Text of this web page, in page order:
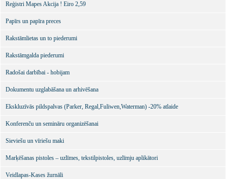
Reģistri Mapes Akcija ! Eiro 2,59
Papīrs un papīra preces
Rakstāmlietas un to piederumi
Rakstāmgalda piederumi
Radošai darbībai - hobijam
Dokumentu uzglabāšana un arhivēšana
Ekskluzīvās pildspalvas (Parker, Regal,Fuliwen,Waterman) -20% atlaide
Konferenču un semināru organizēšanai
Sieviešu un vīriešu maki
Marķēšanas pistoles – uzlīmes, tekstilpistoles, uzlīmju aplikātori
Veidlapas-Kases žurnāli